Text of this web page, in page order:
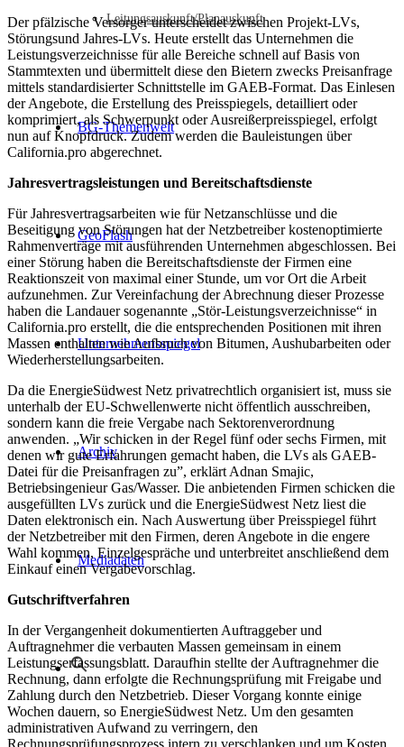
Leitungsauskunft/Planauskunft
BG-Themenwelt
GeoFlash
Unternehmensspiegel
Archiv
Mediadaten
Der pfälzische Versorger unterscheidet zwischen Projekt-LVs,
Störungsund Jahres-LVs. Heute erstellt das Unternehmen die
Leistungsverzeichnisse für alle Bereiche schnell auf Basis von
Stammtexten und übermittelt diese den Bietern zwecks Preisanfrage
mittels standardisierter Schnittstelle im GAEB-Format. Das Einlesen
der Angebote, die Erstellung des Preisspiegels, detailliert oder
komprimiert, als Schwerpunkt oder Ausreißerpreisspiegel, erfolgt
nun auf Knopfdruck. Zudem werden die Bauleistungen über
California.pro abgerechnet.
Jahresvertragsleistungen und Bereitschaftsdienste
Für Jahresvertragsarbeiten wie für Netzanschlüsse und die
Beseitigung von Störungen hat der Netzbetreiber kostenoptimierte
Rahmenverträge mit ausführenden Unternehmen abgeschlossen. Bei
einer Störung haben die Bereitschaftsdienste der Firmen eine
Reaktionszeit von maximal einer Stunde, um vor Ort die Arbeit
aufzunehmen. Zur Vereinfachung der Abrechnung dieser Prozesse
haben die Landauer sogenannte „Stör-Leistungsverzeichnisse“ in
California.pro erstellt, die die entsprechenden Positionen mit ihren
Massen enthalten wie Aufbruch von Bitumen, Aushubarbeiten oder
Wiederherstellungsarbeiten.
Da die EnergieSüdwest Netz privatrechtlich organisiert ist, muss sie
unterhalb der EU-Schwellenwerte nicht öffentlich ausschreiben,
sondern kann die freie Vergabe nach Sektorenverordnung
anwenden. „Wir schicken in der Regel fünf oder sechs Firmen, mit
denen wir gute Erfahrungen gemacht haben, die LVs als GAEB-
Datei für die Preisanfragen zu”, erklärt Adnan Smajic,
Betriebsingenieur Gas/Wasser. Die anbietenden Firmen schicken die
ausgefüllten LVs zurück und die EnergieSüdwest Netz liest die
Daten elektronisch ein. Nach Auswertung über Preisspiegel führt
der Netzbetreiber mit den Firmen, deren Angebote in die engere
Wahl kommen, Einzelgespräche und unterbreitet anschließend dem
Einkauf einen Vergabevorschlag.
Gutschriftverfahren
In der Vergangenheit dokumentierten Auftraggeber und
Auftragnehmer die verbauten Massen gemeinsam in einem
Leistungserfassungsblatt. Daraufhin stellte der Auftragnehmer die
Rechnung, dann erfolgte die Rechnungsprüfung mit Freigabe und
Zahlung durch den Netzbetrieb. Dieser Vorgang konnte einige
Wochen dauern, so EnergieSüdwest Netz. Um den gesamten
administrativen Aufwand zu verringern, den
Rechnungsprüfungsprozess intern zu verschlanken und um Kosten